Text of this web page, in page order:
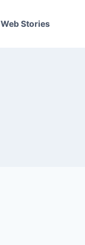
Web Stories